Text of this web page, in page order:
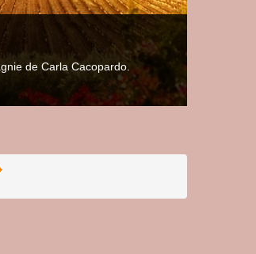
de Carla Cacopardo.